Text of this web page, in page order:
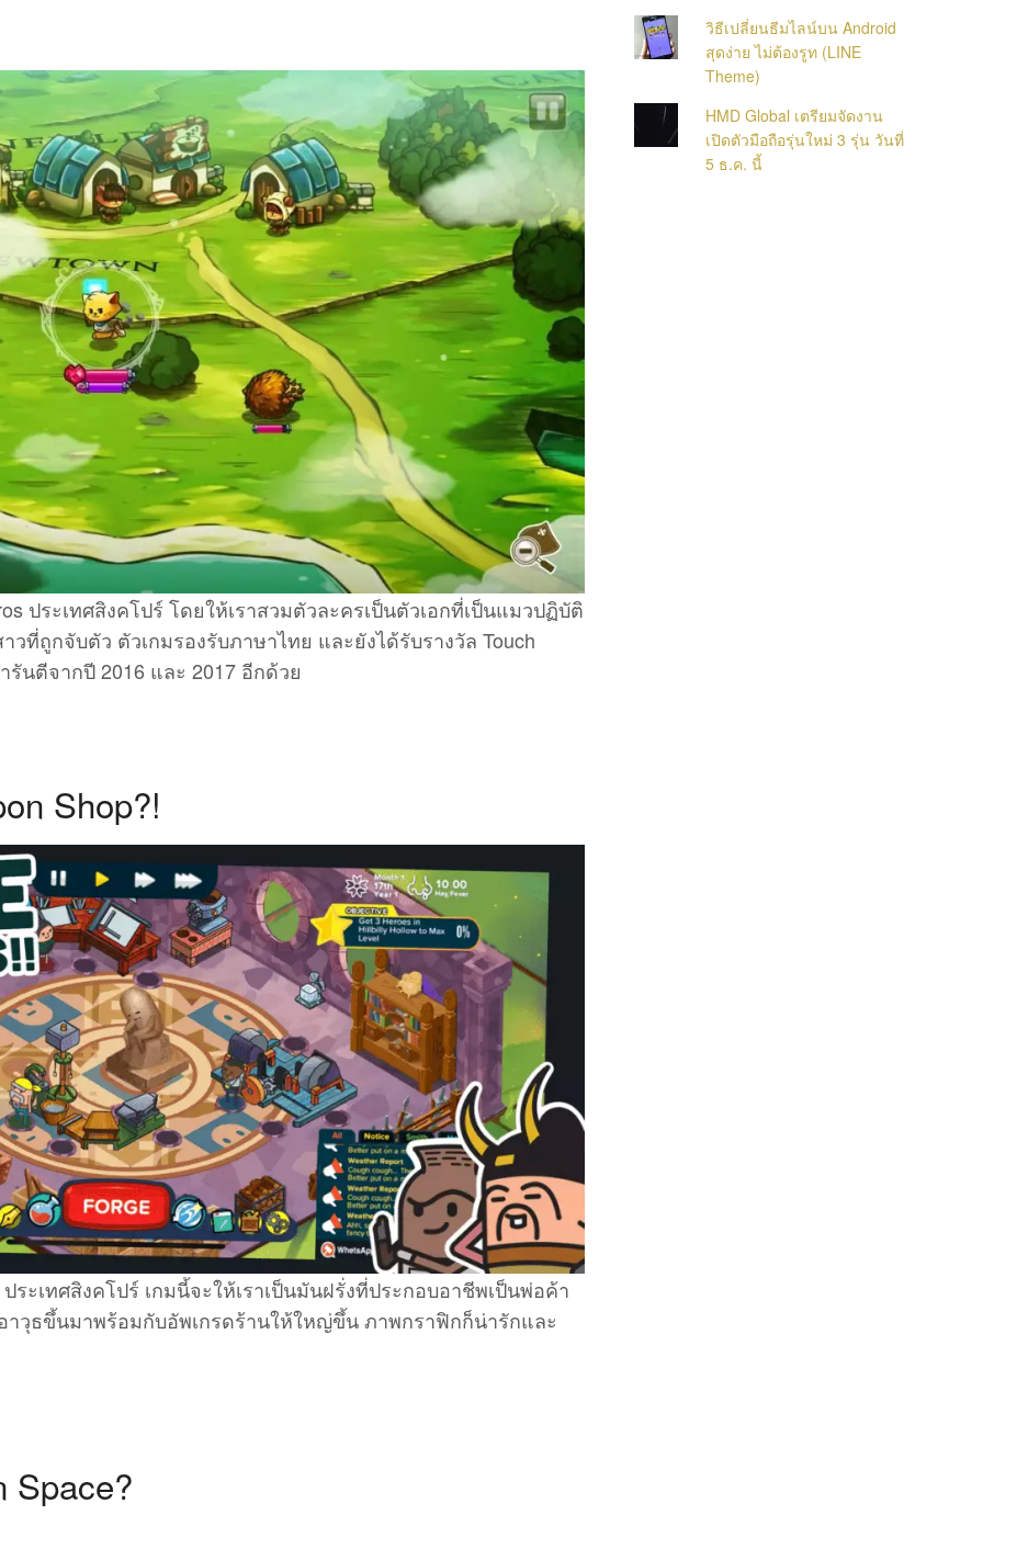
ประเทศสิงคโปร์ โดยให้เราสวมตัวละครเป็นตัวเอกที่เป็นแมวปฏิบัติ
วที่ถูกจับตัว ตัวเกมรองรับภาษาไทย และยังได้รับรางวัล Touch
รันตีจากปี 2016 และ 2017 อีกด้วย
Shop?!
ระเทศสิงคโปร์ เกมนี้จะให้เราเป็นมันฝรั่งที่ประกอบอาชีพเป็นพ่อค้า
าวุธขึ้นมาพร้อมกับอัพเกรดร้านให้ใหญ่ขึ้น ภาพกราฟิกก็น่ารักและ
Space?
วิธีเปลี่ยนธีมไลน์บน Android
สุดง่าย ไม่ต้องรูท (LINE
Theme)
HMD Global เตรียมจัดงาน
เปิดตัวมือถือรุ่นใหม่ 3 รุ่น วันที่
5 ธ.ค. นี้